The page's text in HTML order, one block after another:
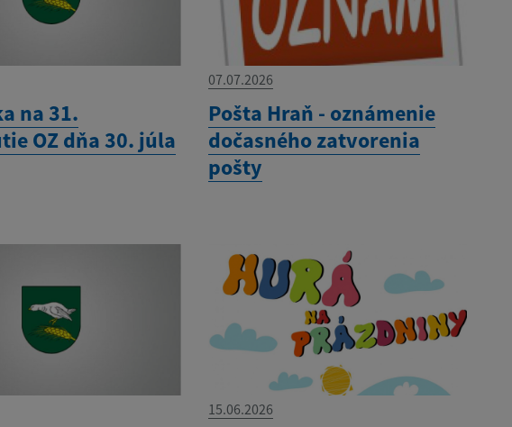
na 31.
OZ dňa 30. júla
07.07.2026
Pošta Hraň - oznámenie
dočasného zatvorenia
pošty
15.06.2026